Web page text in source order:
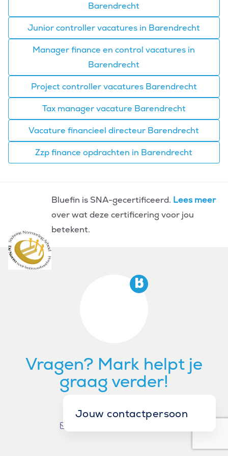
Barendrecht
Junior controller vacatures in Barendrecht
Manager finance en control vacatures in
Barendrecht
Project controller vacatures Barendrecht
Tax manager vacature Barendrecht
Vacature financieel directeur Barendrecht
Zzp finance opdrachten in Barendrecht
Jouw contactpersoon
Bluefin is SNA-gecertificeerd. Lees meer
over wat deze certificering voor jou
betekent.
Vragen? Mark helpt je
graag verder!
+31 6 29986439